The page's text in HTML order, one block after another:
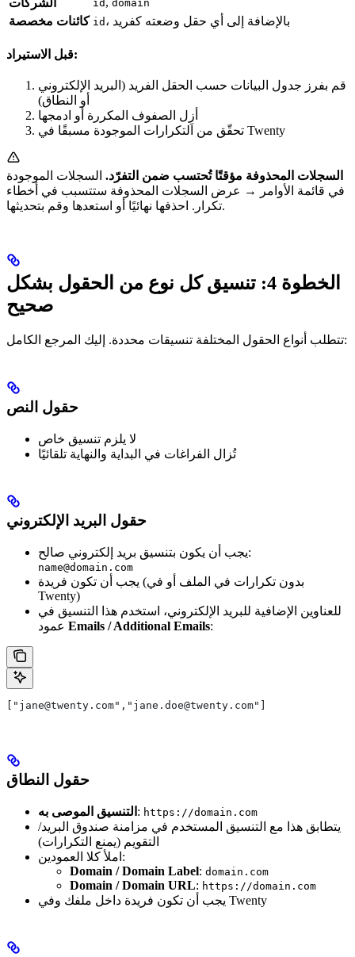
الشركات id domain
كائنات مخصصة id ، بالإضافة إلى أي حقل وضعته كفريد
قبل الاستيراد:
قم بفرز جدول البيانات حسب الحقل الفريد (البريد الإلكتروني
أو النطاق)
أزِل الصفوف المكررة أو ادمجها
تحقّق من التكرارات الموجودة مسبقًا في Twenty
السجلات المحذوفة مؤقتًا تُحتسب ضمن التفرّد. السجلات الموجودة
في قائمة الأوامر → عرض السجلات المحذوفة ستتسبب في أخطاء
تكرار. احذفها نهائيًا أو استعدها وقم بتحديثها.
الخطوة 4: تنسيق كل نوع من الحقول بشكل
صحيح
تتطلب أنواع الحقول المختلفة تنسيقات محددة. إليك المرجع الكامل:
حقول النص
لا يلزم تنسيق خاص
تُزال الفراغات في البداية والنهاية تلقائيًا
حقول البريد الإلكتروني
يجب أن يكون بتنسيق بريد إلكتروني صالح:
name@domain.com
يجب أن تكون فريدة (بدون تكرارات في الملف أو في
Twenty)
للعناوين الإضافية للبريد الإلكتروني، استخدم هذا التنسيق في
Emails / Additional Emails:
["jane@twenty.com","jane.doe@twenty.com"]
حقول النطاق
التنسيق الموصى به : https://domain.com
يتطابق هذا مع التنسيق المستخدم في مزامنة صندوق البريد/
التقويم (يمنع التكرارات)
املأ كلا العمودين:
Domain / Domain Label: domain.com
Domain / Domain URL: https://domain.com
يجب أن تكون فريدة داخل ملفك وفي Twenty